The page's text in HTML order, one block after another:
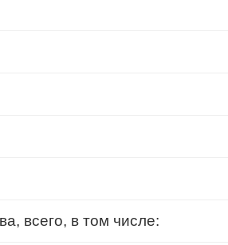
всего, в том числе: